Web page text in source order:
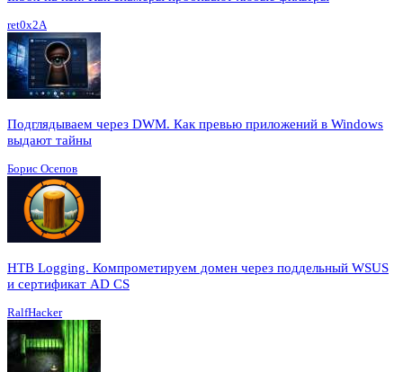
ret0x2A
Подглядываем через DWM. Как превью приложений в Windows
выдают тайны
Борис Осепов
HTB Logging. Компрометируем домен через поддельный WSUS
и сертификат AD CS
RalfHacker